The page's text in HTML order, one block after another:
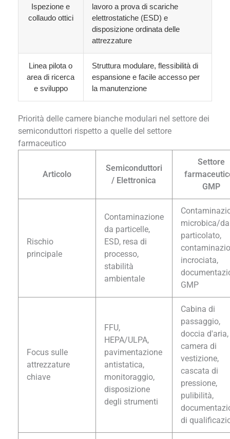
Ispezione e
collaudo ottici
lavoro a prova di scariche
elettrostatiche (ESD) e
disposizione ordinata delle
attrezzature
Linea pilota o
area di ricerca
e sviluppo
Struttura modulare, flessibilità di
espansione e facile accesso per
la manutenzione
Priorità delle camere bianche modulari nel settore dei
semiconduttori rispetto a quelle del settore
farmaceutico
Articolo
Semiconduttori
/ Elettronica
Settore
GMP
Rischio
principale
Contaminazione
da particelle,
ESD, resa di
processo,
stabilità
ambientale
microbica/da
particolato,
incrociata,
GMP
Focus sulle
attrezzature
chiave
FFU,
HEPA/ULPA,
pavimentazione
antistatica,
monitoraggio,
disposizione
degli strumenti
Cabina di
passaggio,
doccia d'aria,
camera di
vestizione,
cascata di
pressione,
pulibilità,
di